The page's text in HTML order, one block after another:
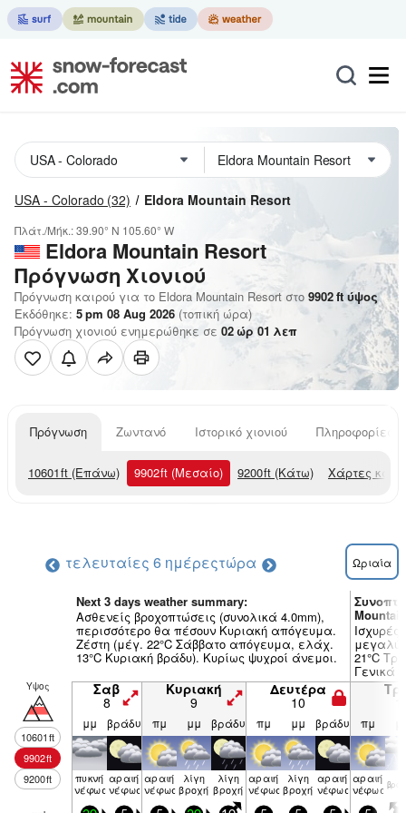
USA - Colorado (32) Eldora Mountain Resort
Πλάτ./Μήκ.:39.90° N 105.60° W
Eldora Mountain Resort
Πρόγνωση Χιονιού
Πρόγνωση καιρού για το Eldora Mountain Resort στο 9902ftύψος
Εκδόθηκε: 5 pm 08 Aug 2026 (τοπική ώρα)
Πρόγνωση χιονιού ενημερώθηκε σε 02ώρ 01 λεπ
Πρόγνωση Ζωντανό Ιστορικό χιονιού Πληροφορίες
10601ft (Επάνω) 9902ft (Μεσαίο) 9200ft (Κάτω) Χάρτες
τελευταίες 6 ημέρεςτώρα Ωριαία
Next 3 days weather summary:
Ασθενείς βροχοπτώσεις (συνολικά 4.0mm),
περισσότερο θα πέσουν Κυριακή απόγευμα.
Ζέστη (μέγ. 22°C Σάββατο απόγευμα, ελάχ.
13°C Κυριακή βράδυ). Κυρίως ψυχροί άνεμοι. 21°C
Γενικά
Υψος
10601ft
9902ft
9200ft
Σαβ
8
Κυριακή
9
Δευτέρα
10
μμ βράδυ πμ μμ βράδυ πμ μμ βράδυ πμ
πυκνή
νέφωση
αραιή
νέφωση
αραιή
νέφωση
λίγη
βροχή
λίγη
βροχή
αραιή
νέφωση
λίγη
βροχή
αραιή
νέφωση
αραιή
νέφωση